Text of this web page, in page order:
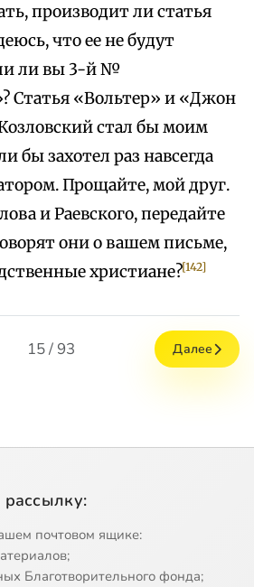
производит ли статья
что ее не будут
ли вы 3-й №
Статья «Вольтер» и «Джон
стал бы моим
бы захотел раз навсегда
Прощайте, мой друг.
и Раевского, передайте
они о вашем письме,
христиане?[142]
15 / 93 Далее
рассылку:
почтовом ящике:
Благотворительного фонда;